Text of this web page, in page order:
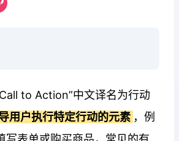
to Action”中文译名为行动
用户执行特定行动的元素 ，例